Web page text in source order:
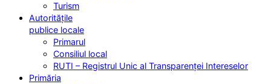
Turism
Autoritățile
publice locale
Primarul
Consiliul local
RUTI – Registrul Unic al Transparenței Intereselor
Primăria